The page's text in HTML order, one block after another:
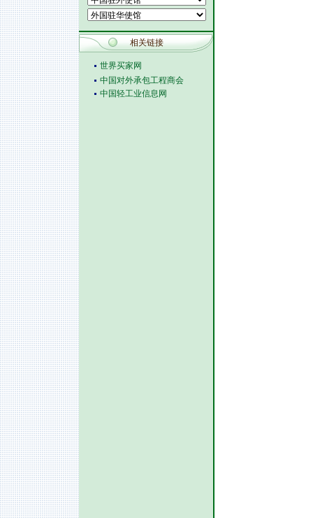
相关链接
世界买家网
中国对外承包工程商会
中国轻工业信息网